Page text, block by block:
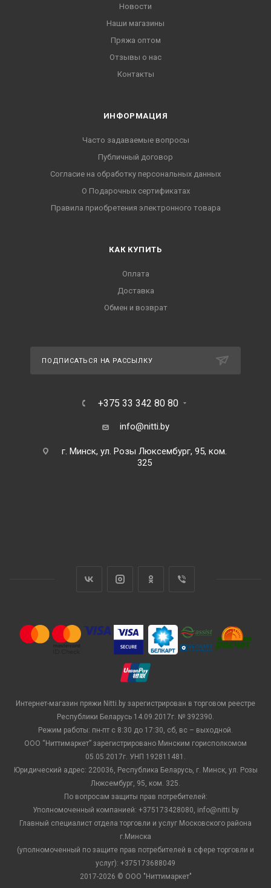
Новости
Наши магазины
Пряжа оптом
Отзывы о нас
Контакты
ИНФОРМАЦИЯ
Часто задаваемые вопросы
Публичный договор
Согласие на обработку персональных данных
О Подарочных сертификатах
Правила приобретения электронного товара
КАК КУПИТЬ
Оплата
Доставка
Обмен и возврат
ПОДПИСАТЬСЯ НА РАССЫЛКУ
+375 33 342 80 80
info@nitti.by
г. Минск, ул. Розы Люксембург, 95, ком.
325
Интернет-магазин пряжи Nitti.by зарегистрирован в торговом реестре
Республики Беларусь 14.09.2017г. № 392390.
Режим работы: пн-пт с 8:30 до 17:30, сб, вс – выходной.
ООО “Ниттимаркет” зарегистрировано Минским горисполкомом
05.05.2017г. УНП 192811481.
Юридический адрес: 220036, Республика Беларусь, г. Минск, ул. Розы
Люксембург, 95, ком. 325.
По вопросам защиты прав потребителей:
Уполномоченный компанией: +375173428080, info@nitti.by
Главный специалист отдела торговли и услуг Московского района
г.Минска
(уполномоченный по защите прав потребителей в сфере торговли и
услуг): +375173688049
2017-2026 © ООО "Ниттимаркет"